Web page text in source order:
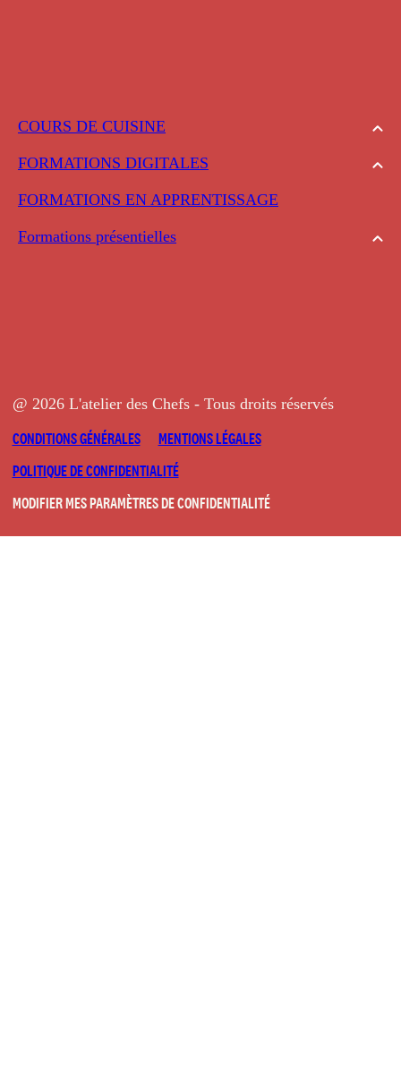
COURS DE CUISINE
FORMATIONS DIGITALES
FORMATIONS EN APPRENTISSAGE
Formations présentielles
@ 2026 L'atelier des Chefs - Tous droits réservés
CONDITIONS GÉNÉRALES
MENTIONS LÉGALES
POLITIQUE DE CONFIDENTIALITÉ
MODIFIER MES PARAMÈTRES DE CONFIDENTIALITÉ